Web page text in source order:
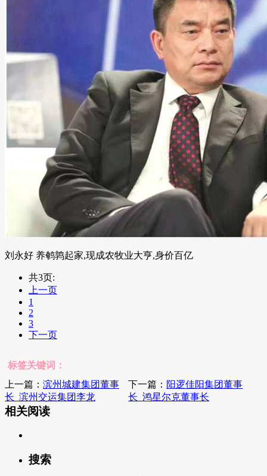
刘永好 养鹌鹑起家,现成农牧业大亨,身价百亿
共3页:
上一页
1
2
3
下一页
标签关键词：
上一篇： 滨州城建集团董事
长_滨州交运集团李龙
下一篇： 阳逻佳阳集团董事
长_鸿星尔克董事长
相关阅读
搜索